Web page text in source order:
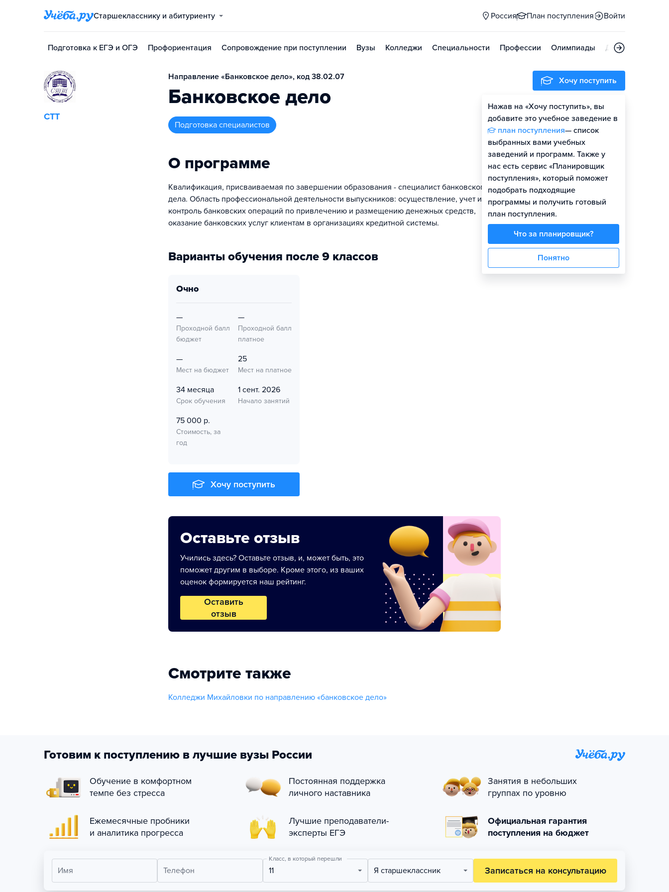
Старшекласснику и абитуриенту Россия План поступления Войти
Подготовка к ЕГЭ и ОГЭ Профориентация Сопровождение при поступлении Вузы Колледжи Специальности Профессии Олимпиады Дни открытых
СТТ
Направление «Банковское дело», код 38.02.07
Банковское дело
подготовка специалистов
О программе
Квалификация, присваиваемая по завершении образования - специалист банковского
дела. Область профессиональной деятельности выпускников: осуществление, учет и
контроль банковских операций по привлечению и размещению денежных средств,
оказание банковских услуг клиентам в организациях кредитной системы.
Варианты обучения после 9 классов
очно
—
Проходной балл
бюджет
—
Проходной балл
платное
—
Мест на бюджет
25
Мест на платное
34 месяца
Срок обучения
1 сент. 2026
Начало занятий
75 000 р.
Стоимость, за
год
Хочу поступить
Оставьте отзыв
Учились здесь? Оставьте отзыв, и, может быть, это
поможет другим в выборе. Кроме этого, из ваших
оценок формируется наш рейтинг.
Оставить
отзыв
Смотрите также
Колледжи Михайловки по направлению «банковское дело»
Хочу поступить
Нажав на «Хочу поступить», вы
добавите это учебное заведение в
план поступления— список
выбранных вами учебных
заведений и программ. Также у
нас есть сервис «Планировщик
поступления», который поможет
подобрать подходящие
программы и получить готовый
план поступления.
Что за планировщик?
Понятно
Готовим к поступлению в лучшие вузы России
Обучение в комфортном
темпе без стресса
Постоянная поддержка
личного наставника
Занятия в небольших
группах по уровню
Ежемесячные пробники
и аналитика прогресса
Лучшие преподаватели-
эксперты ЕГЭ
Официальная гарантия
поступления на бюджет
Имя Телефон
Класс, в который перешли
11 Я старшеклассник Записаться на консультацию